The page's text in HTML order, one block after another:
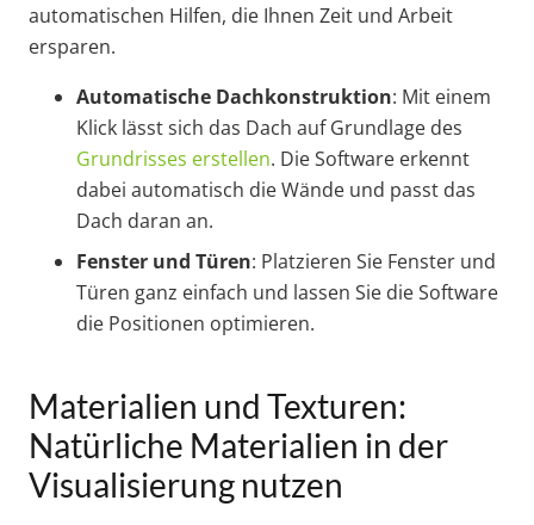
automatischen Hilfen, die Ihnen Zeit und Arbeit
ersparen.
Automatische Dachkonstruktion: Mit einem
Klick lässt sich das Dach auf Grundlage des
Grundrisses erstellen. Die Software erkennt
dabei automatisch die Wände und passt das
Dach daran an.
Fenster und Türen: Platzieren Sie Fenster und
Türen ganz einfach und lassen Sie die Software
die Positionen optimieren.
Materialien und Texturen:
Natürliche Materialien in der
Visualisierung nutzen